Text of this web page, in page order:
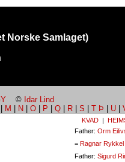
Norske Samlaget)
© Idar Lind
M N O P Q R S T Þ U
KVAD |
Father: Orm
= Ragnar
Father: Sigurd